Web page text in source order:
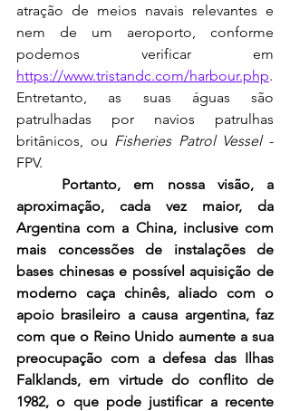
atração de meios navais relevantes e
nem de um aeroporto, conforme
https://www.tristandc.com/harbour.php.
Entretanto, as suas águas são
patrulhadas por navios patrulhas
britânicos, ou Fisheries Patrol Vessel -
FPV.
Portanto, em nossa visão, a
aproximação, cada vez maior, da
Argentina com a China, inclusive com
mais concessões de instalações de
bases chinesas e possível aquisição de
moderno caça chinês, aliado com o
apoio brasileiro a causa argentina, faz
com que o Reino Unido aumente a sua
preocupação com a defesa das Ilhas
Falklands, em virtude do conflito de
1982, o que pode justificar a recente